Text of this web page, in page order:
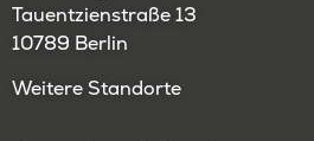
Tauentzienstraße 13
10789 Berlin
Weitere Standorte